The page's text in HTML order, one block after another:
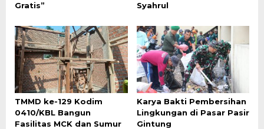
Gratis”
Syahrul
TMMD ke-129 Kodim
0410/KBL Bangun
Fasilitas MCK dan Sumur
Karya Bakti Pembersihan
Lingkungan di Pasar Pasir
Gintung